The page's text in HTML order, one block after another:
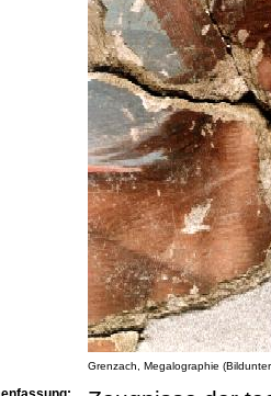
Grenzach, Megalographie